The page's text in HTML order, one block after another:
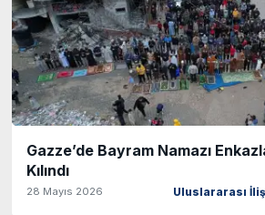
Gazze’de Bayram Namazı
Kılındı
28 Mayıs 2026 Uluslararası